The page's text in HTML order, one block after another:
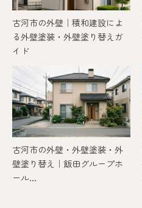
古河市の外壁｜積和建設によ
る外壁塗装・外壁塗り替えガ
イド
古河市の外壁・外壁塗装・外
壁塗り替え｜飯田グループホ
ール...